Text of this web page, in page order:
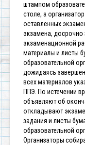
штампом
столе, а
оставленных
экзамена,
экзаменационной
материалы и листы
образовательной
дожидаясь
всех материалов
ППЭ. По истечении
объявляют об
откладывают
задания и листы
образовательной
Организаторы